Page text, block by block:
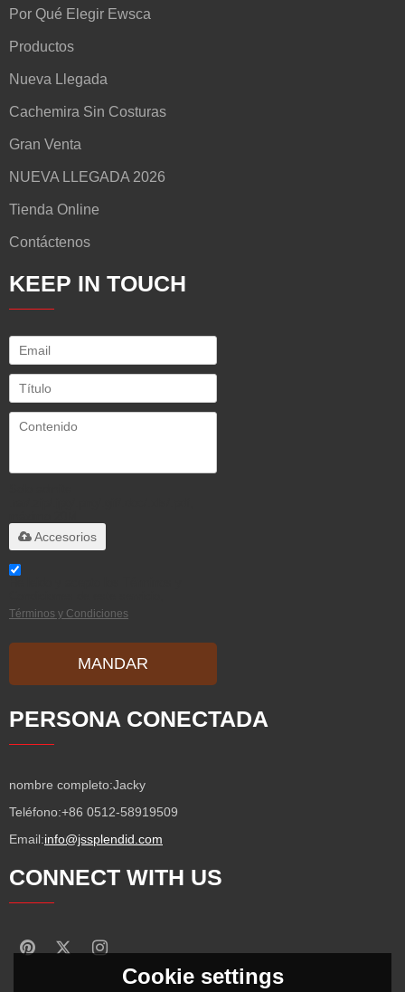
Por Qué Elegir Ewsca
Productos
Nueva Llegada
Cachemira Sin Costuras
Gran Venta
NUEVA LLEGADA 2026
Tienda Online
Contáctenos
KEEP IN TOUCH
Accesorios
Términos y Condiciones
MANDAR
PERSONA CONECTADA
nombre completo:Jacky
Teléfono:+86 0512-58919509
Email:info@jssplendid.com
CONNECT WITH US
Cookie settings